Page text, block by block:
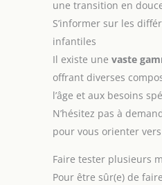
une transition en
S’informer sur les
infantiles
Il existe une vaste
offrant diverses
l’âge et aux besoins
N’hésitez pas à
pour vous orienter
Faire tester plusieurs
Pour être sûr(e) de